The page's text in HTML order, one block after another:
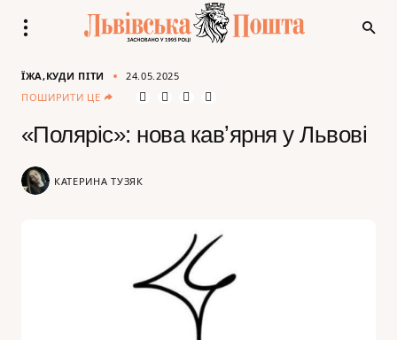
ЇЖА КУДИ ПІТИ
24.05.2025
ПОШИРИТИ ЦЕ
«Поляріс»: нова кавʼярня у Львові
КАТЕРИНА ТУЗЯК